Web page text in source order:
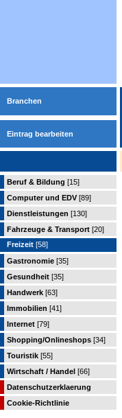
Branchen
Eintrag bearbeiten
Beruf & Bildung [15]
Computer und EDV [89]
Dienstleistungen [130]
Fahrzeuge & Transport [20]
Freizeit [58]
Gastronomie [35]
Gesundheit [35]
Handwerk [63]
Immobilien [41]
Internet [79]
Shopping/Onlineshops [34]
Touristik [55]
Wirtschaft / Handel [66]
Datenschutzerklaerung
Cookie-Richtlinie